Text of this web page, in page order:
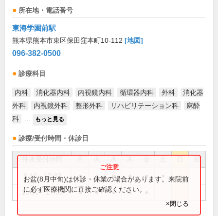
所在地・電話番号
東海学園前駅
熊本県熊本市東区保田窪本町10-112 [地図]
096-382-0500
診療科目
内科 消化器内科 内視鏡内科 循環器内科 外科
消化器
外科
内視鏡外科 整形外科 リハビリテーション科
麻酔
科
もっと見る
診療/受付時間・休診日
祝
8:40～12:30 ● ● ● ● ●
13:50～17:30 ● ● ● ●
お盆(8月中旬)は休診・休業の場合があります。来院前
に必ず医療機関に直接ご確認ください。
×閉じる